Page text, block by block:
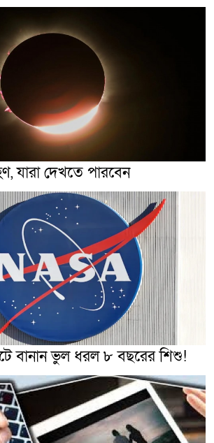
যারা দেখতে পারবেন
বানান ভুল ধরল ৮ বছরের শিশু!